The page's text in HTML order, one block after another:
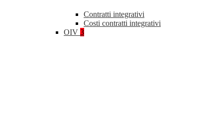
Contratti integrativi
Costi contratti integrativi
OIV 3